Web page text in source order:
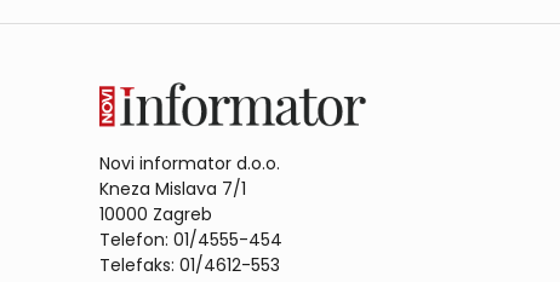
Novi informator d.o.o.
Kneza Mislava 7/1
10000 Zagreb
Telefon: 01/4555-454
Telefaks: 01/4612-553